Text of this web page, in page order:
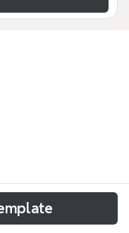
送、服務量能、服
節點，專為公務